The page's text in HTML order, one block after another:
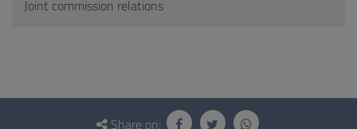
Joint commission relations
Questionnaire
Share on: